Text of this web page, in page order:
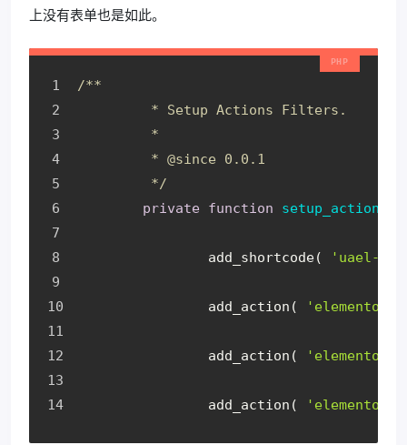
上没有表单也是如此。
/**
	 * Setup Actions Filters.
	 *
	 *
@since 0.0.1
	 */
private
function
		add_shortcode(
'uael-
		add_action(
		add_action(
'elementor/
		add_action(